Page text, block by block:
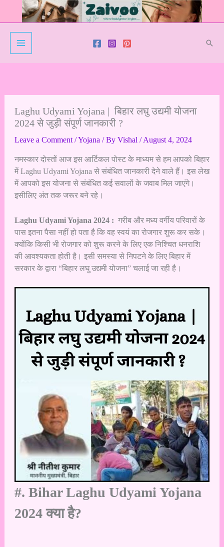
Laghu Udyami Yojana | बिहार लघु उद्यमी योजना
2024 से जुड़ी संपूर्ण जानकारी ?
Leave a Comment /Yojana / By Vishal /August 4, 2024
नमस्कार दोस्तों आज इस आर्टिकल पोस्ट के माध्यम से हम आपको बिहार
में Laghu Udyami Yojana से संबंधित जानकारी देने वाले हैं। इस लेख
में आपको इस योजना से संबंधित कई सवालों के जवाब मिल जाएंगे।
इसीलिए अंत तक जरूर बने रहे।
Laghu Udyami Yojana 2024 : गरीब और मध्य वर्गीय परिवारों के
पास इतना पैसा नहीं हो पता है कि वह स्वयं का रोजगार शुरू कर सके।
क्योंकि किसी भी रोजगार को शुरू करने के लिए एक निश्चित धनराशि
की आवश्यकता होती है। इसी समस्या से निपटने के लिए बिहार में
सरकार के द्वारा “बिहार लघु उद्यमी योजना” चलाई जा रही है।
#. Bihar Laghu Udyami Yojana
2024 क्या है?